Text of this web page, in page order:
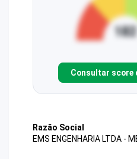
Consultar score
Razão Social
EMS ENGENHARIA LTDA -